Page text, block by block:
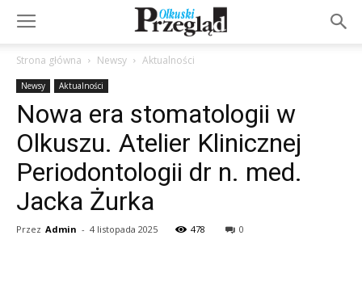
Strona główna Newsy Aktualności
Newsy Aktualności
Nowa era stomatologii w
Olkuszu. Atelier Klinicznej
Periodontologii dr n. med.
Jacka Żurka
Przez Admin - 4 listopada 2025 478 0